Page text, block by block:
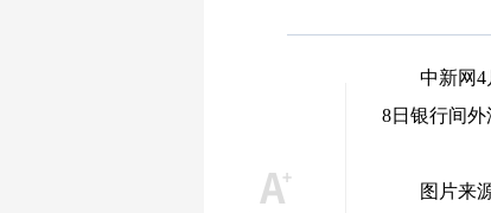
中新网
8日银行间外
图片来